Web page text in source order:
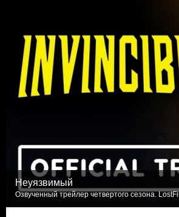
Неуязвимый
Озвученный трейлер четвертого сезона.